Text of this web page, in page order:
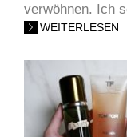
verwöhnen. Ich
WEITERLESEN